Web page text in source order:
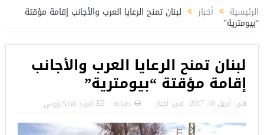
الرئيسية أخبار لبنان تمنح الرعايا العرب والأجانب إقامة مؤقتة
“بيومترية”
لبنان تمنح الرعايا العرب والأجانب
إقامة مؤقتة “بيومترية”
فى: أبريل 18, 2017 فى: أخبار طباعة البريد الالكترونى